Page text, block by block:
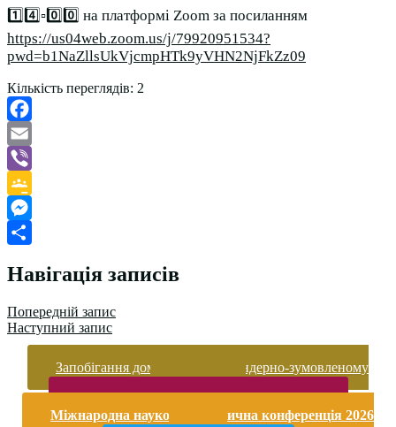
1️⃣4️⃣▫️0️⃣0️⃣ на платформі Zoom за посиланням
https://us04web.zoom.us/j/79920951534?
pwd=b1NaZllsUkVjcmpHTk9yVHN2NjFkZz09
Кількість переглядів: 2
Facebook
Email
Viber
Google
Classroom
Messenger
Навігація записів
Попередній запис
Наступний запис
Запобігання домашньому та гендерно-зумовленому
Міжнародна науково-практична конференція 2026